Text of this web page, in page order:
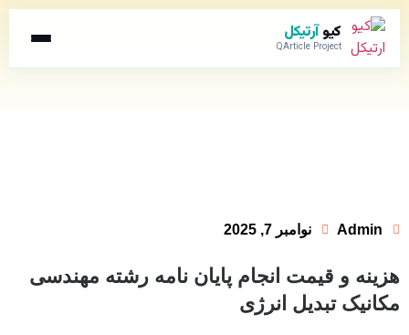
کیوآرتیکل
QArticle Project
Admin نوامبر 7, 2025
هزینه و قیمت انجام پایان نامه رشته مهندسی
مکانیک تبدیل انرژی